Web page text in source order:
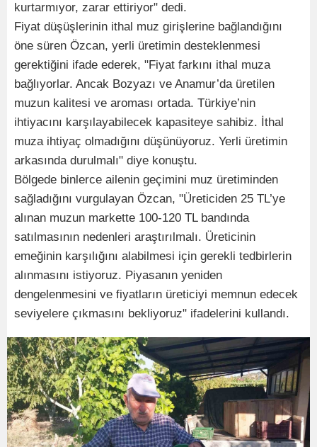
kurtarmıyor, zarar ettiriyor" dedi.
Fiyat düşüşlerinin ithal muz girişlerine bağlandığını
öne süren Özcan, yerli üretimin desteklenmesi
gerektiğini ifade ederek, "Fiyat farkını ithal muza
bağlıyorlar. Ancak Bozyazı ve Anamur’da üretilen
muzun kalitesi ve aroması ortada. Türkiye’nin
ihtiyacını karşılayabilecek kapasiteye sahibiz. İthal
muza ihtiyaç olmadığını düşünüyoruz. Yerli üretimin
arkasında durulmalı" diye konuştu.
Bölgede binlerce ailenin geçimini muz üretiminden
sağladığını vurgulayan Özcan, "Üreticiden 25 TL’ye
alınan muzun markette 100-120 TL bandında
satılmasının nedenleri araştırılmalı. Üreticinin
emeğinin karşılığını alabilmesi için gerekli tedbirlerin
alınmasını istiyoruz. Piyasanın yeniden
dengelenmesini ve fiyatların üreticiyi memnun edecek
seviyelere çıkmasını bekliyoruz" ifadelerini kullandı.